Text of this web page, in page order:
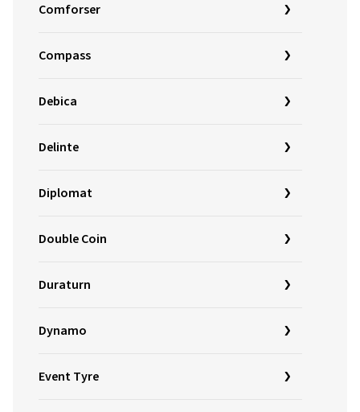
Comforser
Compass
Debica
Delinte
Diplomat
Double Coin
Duraturn
Dynamo
Event Tyre